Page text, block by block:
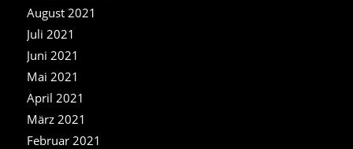
August 2021
Juli 2021
Juni 2021
Mai 2021
April 2021
März 2021
Februar 2021